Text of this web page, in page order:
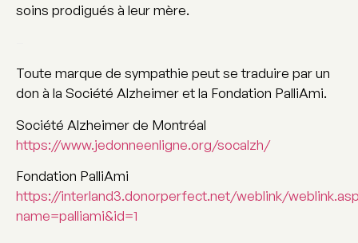
soins prodigués à leur mère.
Toute marque de sympathie peut se traduire par un
don à la Société Alzheimer et la Fondation PalliAmi.
Société Alzheimer de Montréal
https://www.jedonneenligne.org/socalzh/
Fondation PalliAmi
https://interland3.donorperfect.net/weblink/
name=palliami&id=1